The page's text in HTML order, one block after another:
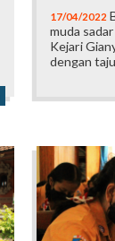
17/04/2022
muda
Kejari
dengan